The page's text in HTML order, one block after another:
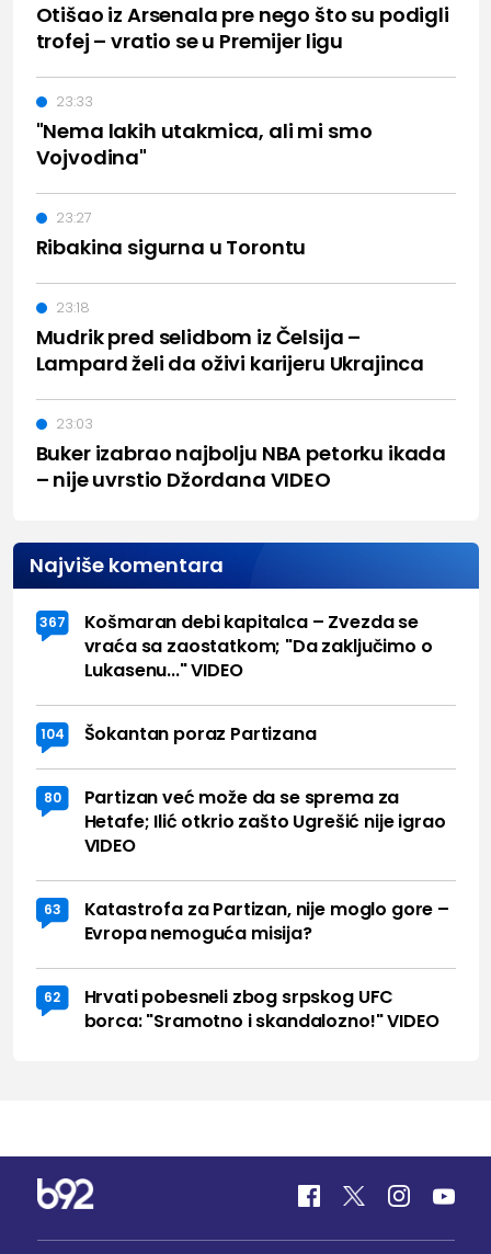
Otišao iz Arsenala pre nego što su podigli
trofej – vratio se u Premijer ligu
"Nema lakih utakmica, ali mi smo
Vojvodina"
23:33
Ribakina sigurna u Torontu
23:27
Mudrik pred selidbom iz Čelsija –
Lampard želi da oživi karijeru Ukrajinca
23:18
Buker izabrao najbolju NBA petorku ikada
– nije uvrstio Džordana VIDEO
23:03
Najviše komentara
367
Košmaran debi kapitalca – Zvezda se
vraća sa zaostatkom; "Da zaključimo o
Lukasenu..." VIDEO
104 Šokantan poraz Partizana
80
Partizan već može da se sprema za
Hetafe; Ilić otkrio zašto Ugrešić nije igrao
VIDEO
63
Katastrofa za Partizan, nije moglo gore –
Evropa nemoguća misija?
62
Hrvati pobesneli zbog srpskog UFC
borca: "Sramotno i skandalozno!" VIDEO